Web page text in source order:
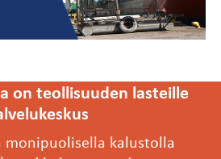
on teollisuuden lasteille
monipuolisella kalustolla